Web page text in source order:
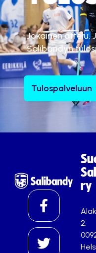
Jokainen ottelu.
Salibandyn
Tulospalveluun
ry
2,